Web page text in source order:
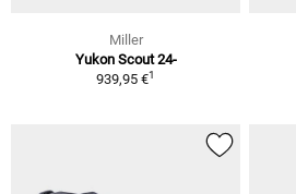
Miller
Yukon Scout 24-
939,95 €1